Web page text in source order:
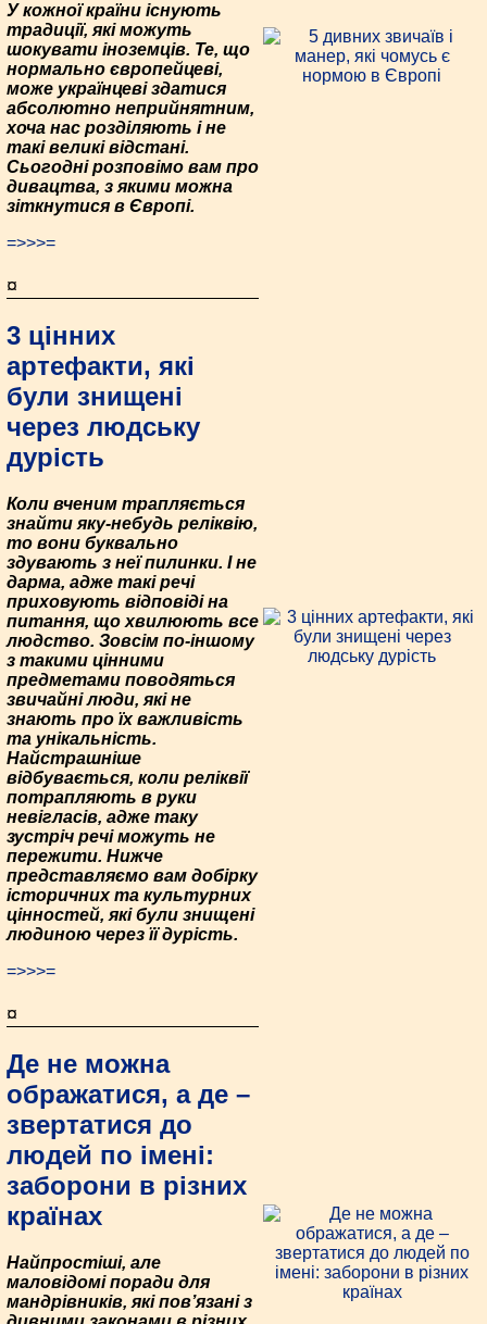
У кожної країни існують
традиції, які можуть
шокувати іноземців. Те, що
нормально європейцеві,
може українцеві здатися
абсолютно неприйнятним,
хоча нас розділяють і не
такі великі відстані.
Сьогодні розповімо вам про
дивацтва, з якими можна
зіткнутися в Європі.
=>>>=
¤
3 цінних
артефакти, які
були знищені
через людську
дурість
Коли вченим трапляється
знайти яку-небудь реліквію,
то вони буквально
здувають з неї пилинки. І не
дарма, адже такі речі
приховують відповіді на
питання, що хвилюють все
людство. Зовсім по-іншому
з такими цінними
предметами поводяться
звичайні люди, які не
знають про їх важливість
та унікальність.
Найстрашніше
відбувається, коли реліквії
потрапляють в руки
невігласів, адже таку
зустріч речі можуть не
пережити. Нижче
представляємо вам добірку
історичних та культурних
цінностей, які були знищені
людиною через її дурість.
=>>>=
¤
Де не можна
ображатися, а де –
звертатися до
людей по імені:
заборони в різних
країнах
Найпростіші, але
маловідомі поради для
мандрівників, які пов’язані з